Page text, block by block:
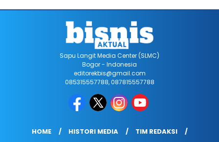
Sapu Langit Media Center (SLMC)
Bogor - Indonesia
editorekbis@gmail.com
085315557788, 087815557788
HOME HISTORI MEDIA
TIM REDAKSI